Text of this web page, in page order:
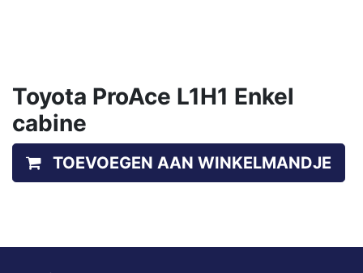
Toyota ProAce L1H1 Enkel
cabine
TOEVOEGEN AAN WINKELMANDJE